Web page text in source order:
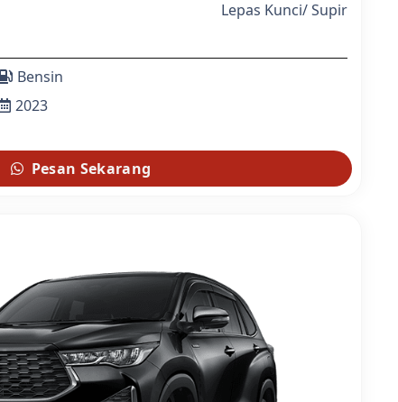
Lepas Kunci/Supir
Bensin
2023
Pesan Sekarang